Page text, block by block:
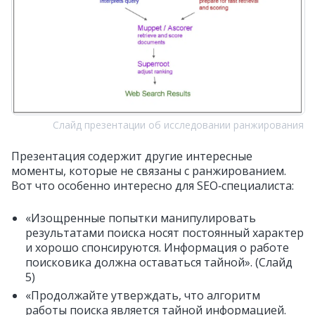
Слайд презентации об исследовании ранжирования
Презентация содержит другие интересные
моменты, которые не связаны с ранжированием.
Вот что особенно интересно для SEO‑специалиста:
«Изощренные попытки манипулировать
результатами поиска носят постоянный характер
и хорошо спонсируются. Информация о работе
поисковика должна оставаться тайной». (Слайд
5)
«Продолжайте утверждать, что алгоритм
работы поиска является тайной информацией.